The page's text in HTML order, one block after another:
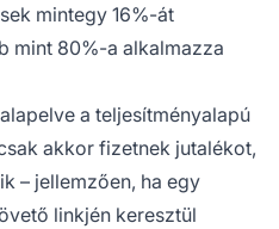
mintegy 16%-át
mint 80%-a alkalmazza
a teljesítményalapú
akkor fizetnek jutalékot,
– jellemzően, ha egy
linkjén keresztül